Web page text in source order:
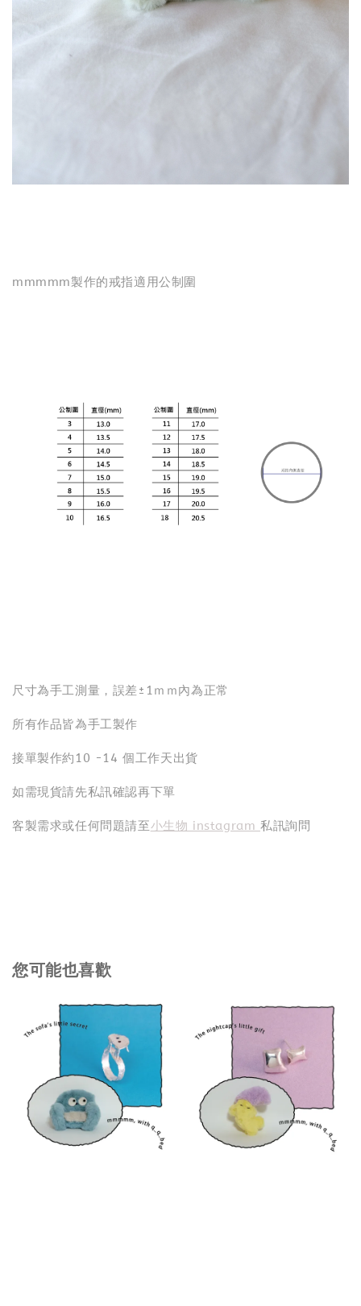
mmmmm製作的戒指適用公制圍
尺寸為手工測量，誤差±1ｍｍ內為正常
所有作品皆為手工製作
接單製作約10 -14 個工作天出貨
如需現貨請先私訊確認再下單
客製需求或任何問題請至小生物 instagram私訊詢問
您可能也喜歡